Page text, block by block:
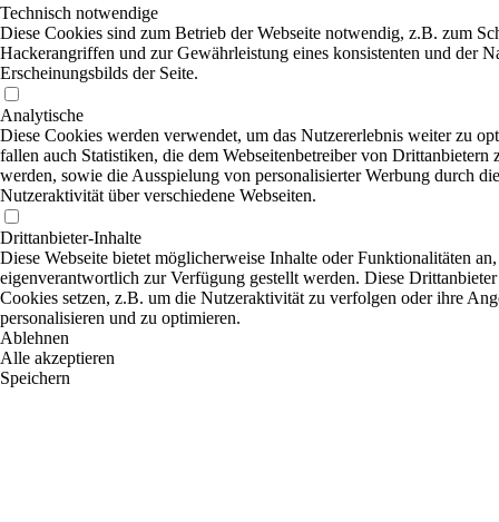
Technisch notwendige
Diese Cookies sind zum Betrieb der Webseite notwendig, z.B. zum
Hackerangriffen und zur Gewährleistung eines konsistenten und der
Erscheinungsbilds der Seite.
Analytische
Diese Cookies werden verwendet, um das Nutzererlebnis weiter zu
fallen auch Statistiken, die dem Webseitenbetreiber von Drittanbietern
werden, sowie die Ausspielung von personalisierter Werbung durch
Nutzeraktivität über verschiedene Webseiten.
Drittanbieter-Inhalte
Diese Webseite bietet möglicherweise Inhalte oder Funktionalitäten
eigenverantwortlich zur Verfügung gestellt werden. Diese
Cookies setzen, z.B. um die Nutzeraktivität zu verfolgen oder ihre
personalisieren und zu optimieren.
Ablehnen
Alle akzeptieren
Speichern